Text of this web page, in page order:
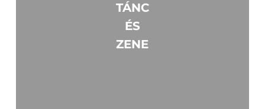
TÁNC
ÉS
ZENE